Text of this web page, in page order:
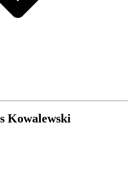
Kowalewski